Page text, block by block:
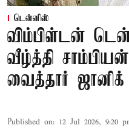
டென்னிஸ்
விம்பிள்டன்
வீழ்த்தி
வைத்தார் ஜானிக்
Published on: 12 Jul 2026, 9:20